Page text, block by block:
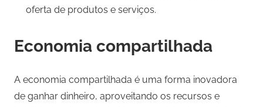
oferta de produtos e serviços.
Economia compartilhada
A economia compartilhada é uma forma inovadora
de ganhar dinheiro, aproveitando os recursos e